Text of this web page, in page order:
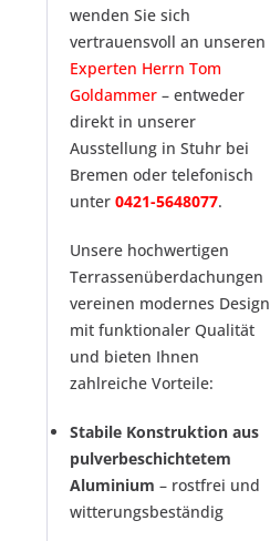
wenden Sie sich
vertrauensvoll an unseren
Experten Herrn Tom
Goldammer – entweder
direkt in unserer
Ausstellung in Stuhr bei
Bremen oder telefonisch
unter 0421-5648077.
Unsere hochwertigen
Terrassenüberdachungen
vereinen modernes Design
mit funktionaler Qualität
und bieten Ihnen
zahlreiche Vorteile:
Stabile Konstruktion aus
pulverbeschichtetem
Aluminium – rostfrei und
witterungsbeständig